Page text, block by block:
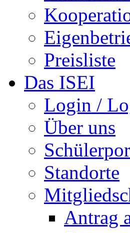
Preisliste
Das ISEI
Login /
Über uns
Standorte
Antrag